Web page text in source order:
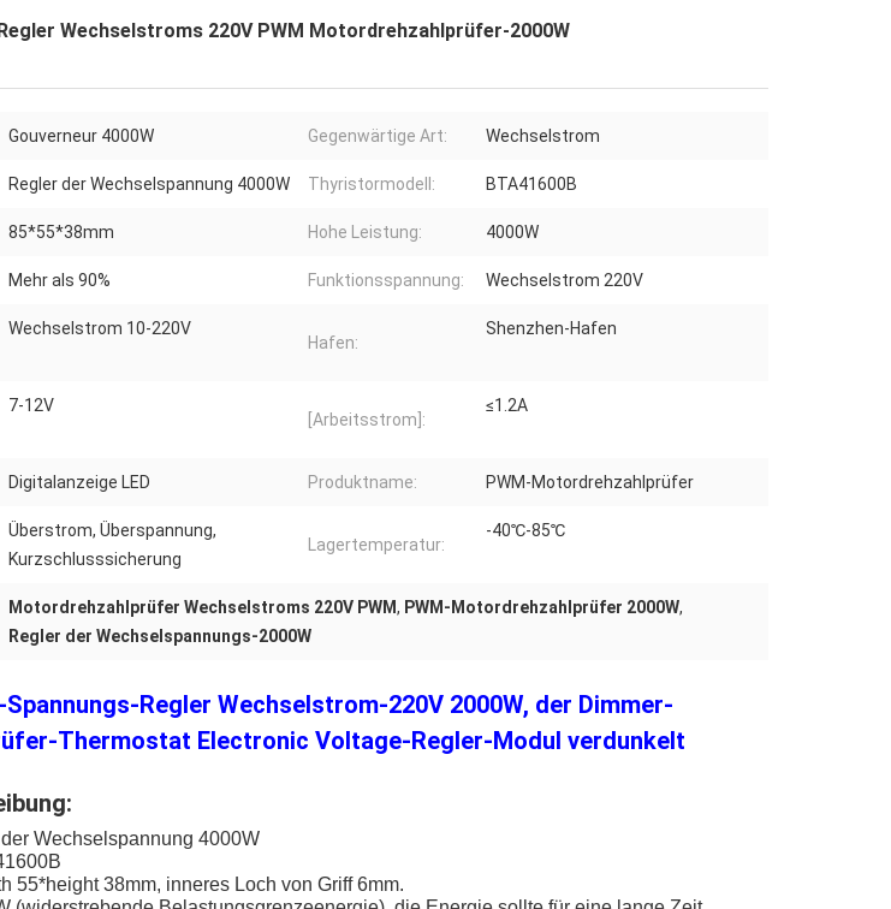
Wechselstroms 220V PWM Motordrehzahlprüfer-2000W
Gouverneur 4000W Gegenwärtige Art: Wechselstrom
Regler der Wechselspannung 4000W Thyristormodell: BTA41600B
85*55*38mm Hohe Leistung: 4000W
Mehr als 90% Funktionsspannung: Wechselstrom 220V
Wechselstrom 10-220V
Hafen:
Shenzhen-Hafen
7-12V
[Arbeitsstrom]:
≤1.2A
Digitalanzeige LED Produktname: PWM-Motordrehzahlprüfer
Überstrom, Überspannung,
Kurzschlusssicherung
Lagertemperatur:
-40℃-85℃
Motordrehzahlprüfer Wechselstroms 220V PWM, PWM-Motordrehzahlprüfer 2000W,
Regler der Wechselspannungs-2000W
Regler Wechselstrom-220V 2000W, der Dimmer-
Thermostat Electronic Voltage-Regler-Modul verdunkelt
Wechselspannung 4000W
55*height 38mm, inneres Loch von Griff 6mm.